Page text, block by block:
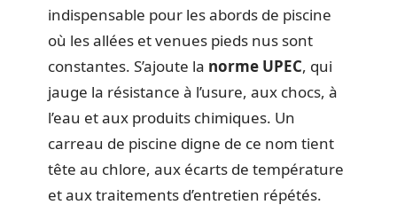
indispensable pour les abords de piscine
où les allées et venues pieds nus sont
constantes. S’ajoute la norme UPEC, qui
jauge la résistance à l’usure, aux chocs, à
l’eau et aux produits chimiques. Un
carreau de piscine digne de ce nom tient
tête au chlore, aux écarts de température
et aux traitements d’entretien répétés.